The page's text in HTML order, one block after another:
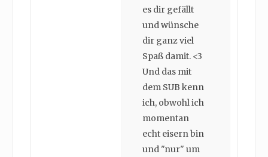
es dir gefällt
und wünsche
dir ganz viel
Spaß damit. <3
Und das mit
dem SUB kenn
ich, obwohl ich
momentan
echt eisern bin
und "nur" um